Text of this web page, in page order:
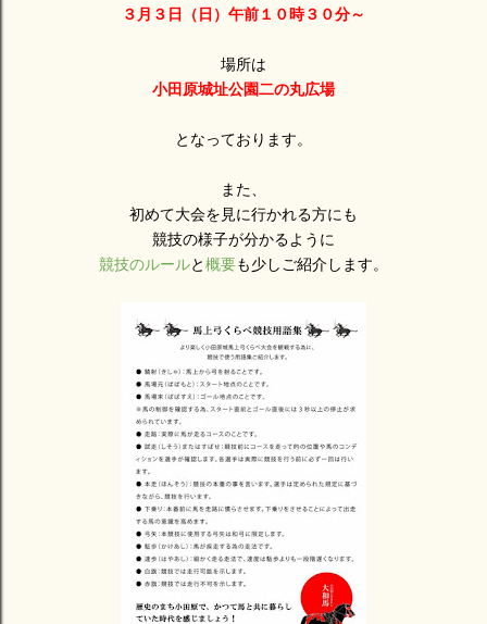
３月３日（日）午前１０時３０分～
場所は
小田原城址公園二の丸広場
となっております。
また、
初めて大会を見に行かれる方にも
競技の様子が分かるように
競技のルールと概要も少しご紹介します。